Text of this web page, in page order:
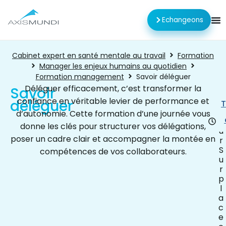
Echangeons
Cabinet expert en santé mentale au travail
Formation
Manager les enjeux humains au quotidien
Formation management
Savoir déléguer
Savoir
déléguer
Déléguer efficacement, c’est transformer la
confiance en véritable levier de performance et
d’autonomie. Cette formation d’une journée vous
donne les clés pour structurer vos délégations,
poser un cadre clair et accompagner la montée en
compétences de vos collaborateurs.
1
u
r
S
u
r
p
l
a
c
e